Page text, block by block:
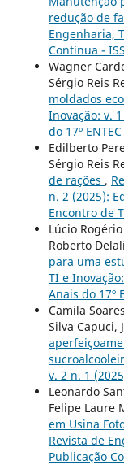
redução de
Engenharia,
Contínua -
Wagner
Sérgio Reis
moldados
Inovação: v.
do 17º
Edilberto
Sérgio Reis
de rações ,
n. 2 (2025):
Encontro de
Lúcio
Roberto
para uma
TI e
Anais do 17º
Camila
Silva Capuci,
v. 2 n. 1
Leonardo
Felipe Laure
em Usina
Revista de
Publicação